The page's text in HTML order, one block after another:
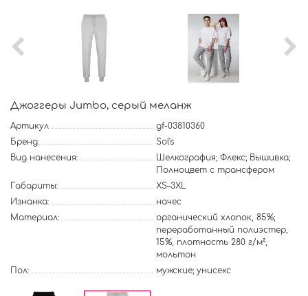
Джоггеры Jumbo, серый меланж
Артикул
gf-03810360
Бренд:
Sol's
Вид нанесения:
Шелкография; Флекс; Вышивка;
Полноцвет с трансфером
Габариты:
XS–3XL
Изнанка:
начес
Материал:
органический хлопок, 85%;
переработанный полиэстер,
15%, плотность 280 г/м²,
мольтон
Пол:
мужские; унисекс